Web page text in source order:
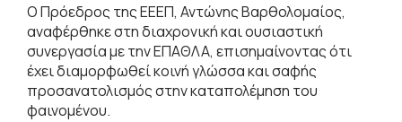
Ο Πρόεδρος της ΕΕΕΠ, Αντώνης Βαρθολομαίος,
αναφέρθηκε στη διαχρονική και ουσιαστική
συνεργασία με την ΕΠΑΘΛΑ, επισημαίνοντας ότι
έχει διαμορφωθεί κοινή γλώσσα και σαφής
προσανατολισμός στην καταπολέμηση του
φαινομένου.